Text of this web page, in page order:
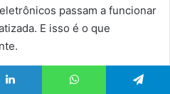
passam a funcionar
E isso é o que
seguinte forma: utilizando